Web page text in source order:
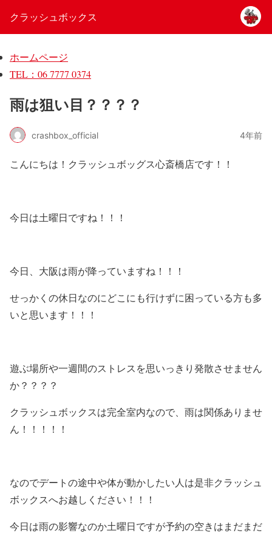
クラッシュボックス
ホームページ
TEL：06 7777 0374
雨は狙い目？？？？
crashbox_official 4年前
こんにちは！クラッシュボッグス心斎橋店です！！
今日は土曜日ですね！！！
今日、大阪は雨が降っていますね！！！
せっかくの休日なのにどこにも行けずに困っている方も多
いと思います！！！
遊ぶ場所や一週間のストレスを思いっきり発散させません
か？？？？
クラッシュボックスは完全室内なので、雨は関係ありませ
ん！！！！！
なのでデートの途中や体が動かしたい人は是非クラッシュ
ボックスへお越しください！！！
今日は雨の影響なのか土曜日ですが予約の空きはまだまだ